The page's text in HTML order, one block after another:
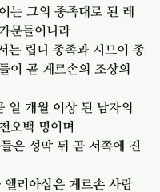
는 그의 종족대로 된 레
문들이니라
는 립니 종족과 시므이 종
이 곧 게르손의 조상의
일 개월 이상 된 남자의
오백 명이며
은 성막 뒤 곧 서쪽에 진
리아삽은 게르손 사람